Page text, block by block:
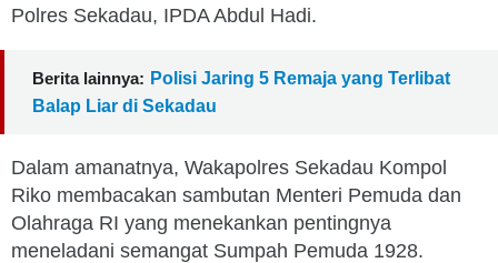
Polres Sekadau, IPDA Abdul Hadi.
Berita lainnya: Polisi Jaring 5 Remaja yang Terlibat
Balap Liar di Sekadau
Dalam amanatnya, Wakapolres Sekadau Kompol
Riko membacakan sambutan Menteri Pemuda dan
Olahraga RI yang menekankan pentingnya
meneladani semangat Sumpah Pemuda 1928.